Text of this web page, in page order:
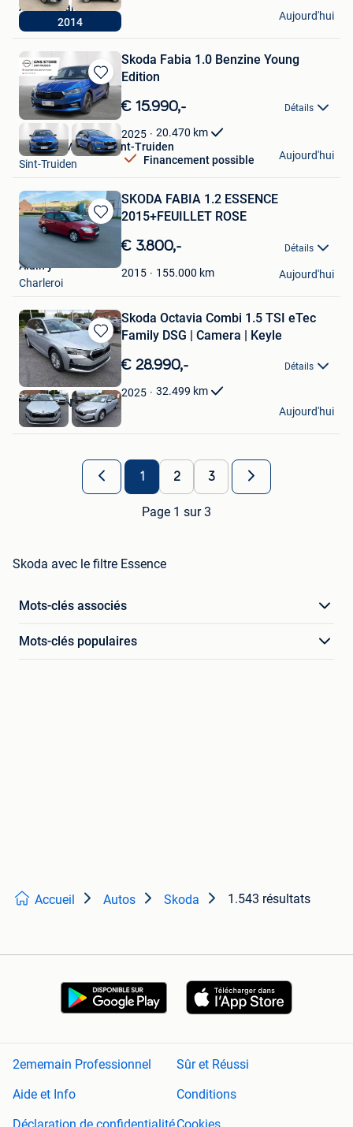
2014
Ahmad Najdi
Willebroek
Aujourd'hui
Sauvegarder
dans
Mes
Favoris
Skoda Fabia 1.0 Benzine Young
Edition
€ 15.990,- Détails
2025 20.470 km
Financement possible
Nissan GMS Store Sint-Truiden
Sint-Truiden
Aujourd'hui
Sauvegarder
dans
Favoris
SKODA FABIA 1.2 ESSENCE
2015+FEUILLET ROSE
€ 3.800,- Détails
2015 155.000 km
Alain y
Charleroi
Aujourd'hui
Sauvegarder
dans
Mes
Favoris
Skoda Octavia Combi 1.5 TSI eTec
Family DSG | Camera | Keyle
€ 28.990,- Détails
2025 32.499 km
GARAGE NEIRYNCK
Zulte
Aujourd'hui
1 2 3
Page 1 sur 3
Skoda avec le filtre Essence
Mots-clés associés
Mots-clés populaires
Accueil Autos Skoda 1.543 résultats
2ememain Professionnel
Sûr et Réussi
Aide et Info
Conditions